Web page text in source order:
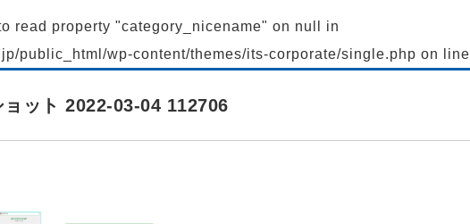
read property "category_nicename" on null in
public_html/wp-content/themes/its-corporate/single.php on line
ョット 2022-03-04 112706